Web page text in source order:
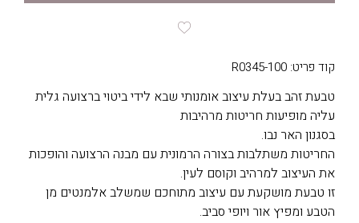
קוד פריט: R0345-100
טבעת זהב בעלת עיצוב אומנותי שבא לידי ביטוי ברצועה גלית
עליה מופיעות חריטות מרהיבות
בסגנון האר נבו.
החריטות משתלבות בצורה הרמונית עם מבנה הרצועה והופכות
את העיצוב למרהיב וקוסם לעין.
זו טבעת מושקעת עם עיצוב מתוחכם שמשלב אלמנטים מן
הטבע ומפיץ אור ויופי סביב.